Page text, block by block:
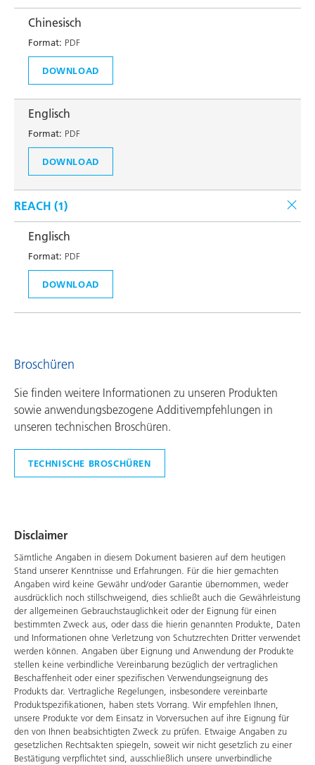
Chinesisch
Format: PDF
DOWNLOAD
Englisch
Format: PDF
DOWNLOAD
REACH (1)
Englisch
Format: PDF
DOWNLOAD
Broschüren
Sie finden weitere Informationen zu unseren Produkten
sowie anwendungsbezogene Additivempfehlungen in
unseren technischen Broschüren.
TECHNISCHE BROSCHÜREN
Disclaimer
Sämtliche Angaben in diesem Dokument basieren auf dem heutigen
Stand unserer Kenntnisse und Erfahrungen. Für die hier gemachten
Angaben wird keine Gewähr und/oder Garantie übernommen, weder
ausdrücklich noch stillschweigend, dies schließt auch die Gewährleistung
der allgemeinen Gebrauchstauglichkeit oder der Eignung für einen
bestimmten Zweck aus, oder dass die hierin genannten Produkte, Daten
und Informationen ohne Verletzung von Schutzrechten Dritter verwendet
werden können. Angaben über Eignung und Anwendung der Produkte
stellen keine verbindliche Vereinbarung bezüglich der vertraglichen
Beschaffenheit oder einer spezifischen Verwendungseignung des
Produkts dar. Vertragliche Regelungen, insbesondere vereinbarte
Produktspezifikationen, haben stets Vorrang. Wir empfehlen Ihnen,
unsere Produkte vor dem Einsatz in Vorversuchen auf ihre Eignung für
den von Ihnen beabsichtigten Zweck zu prüfen. Etwaige Angaben zu
gesetzlichen Rechtsakten spiegeln, soweit wir nicht gesetzlich zu einer
Bestätigung verpflichtet sind, ausschließlich unsere unverbindliche